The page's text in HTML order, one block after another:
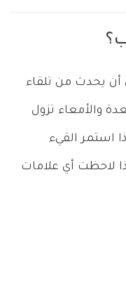
أن يحدث من تلقاء
والأمعاء تزول
استمر القيء
لاحظت أي علامات